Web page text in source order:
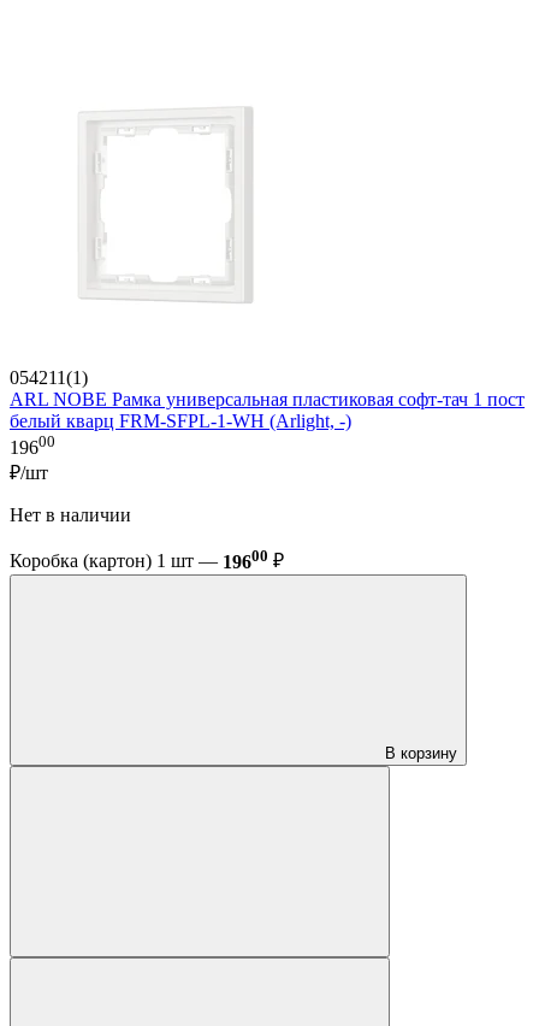
054211(1)
ARL NOBE Рамка универсальная пластиковая софт-тач 1 пост
белый кварц FRM-SFPL-1-WH (Arlight, -)
19600
₽/шт
Нет в наличии
Коробка (картон) 1 шт — 19600 ₽
В корзину